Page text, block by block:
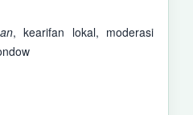
, kearifan lokal, moderasi